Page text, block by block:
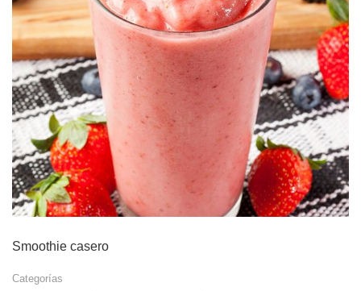
Smoothie casero
Categorías